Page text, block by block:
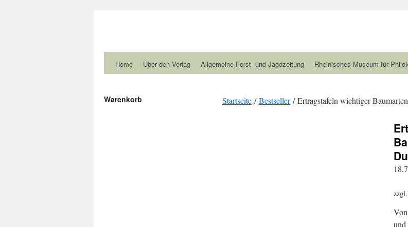
Home Über den Verlag Allgemeine Forst- und Jagdzeitung Rheinisches Museum für
Startseite /Bestseller/ Ertragstafeln wichtiger
zzgl.
und
Warenkorb